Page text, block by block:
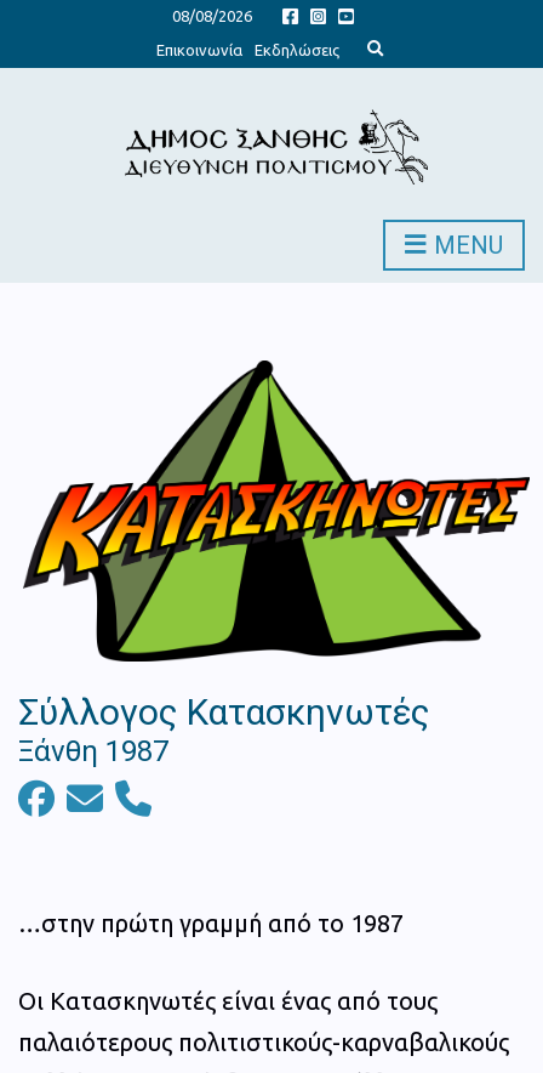
08/08/2026
Επικοινωνία
Εκδηλώσεις
MENU
Σύλλογος Κατασκηνωτές
Ξάνθη 1987
…στην πρώτη γραμμή από το 1987
Οι Κατασκηνωτές είναι ένας από τους
παλαιότερους πολιτιστικούς-καρναβαλικούς